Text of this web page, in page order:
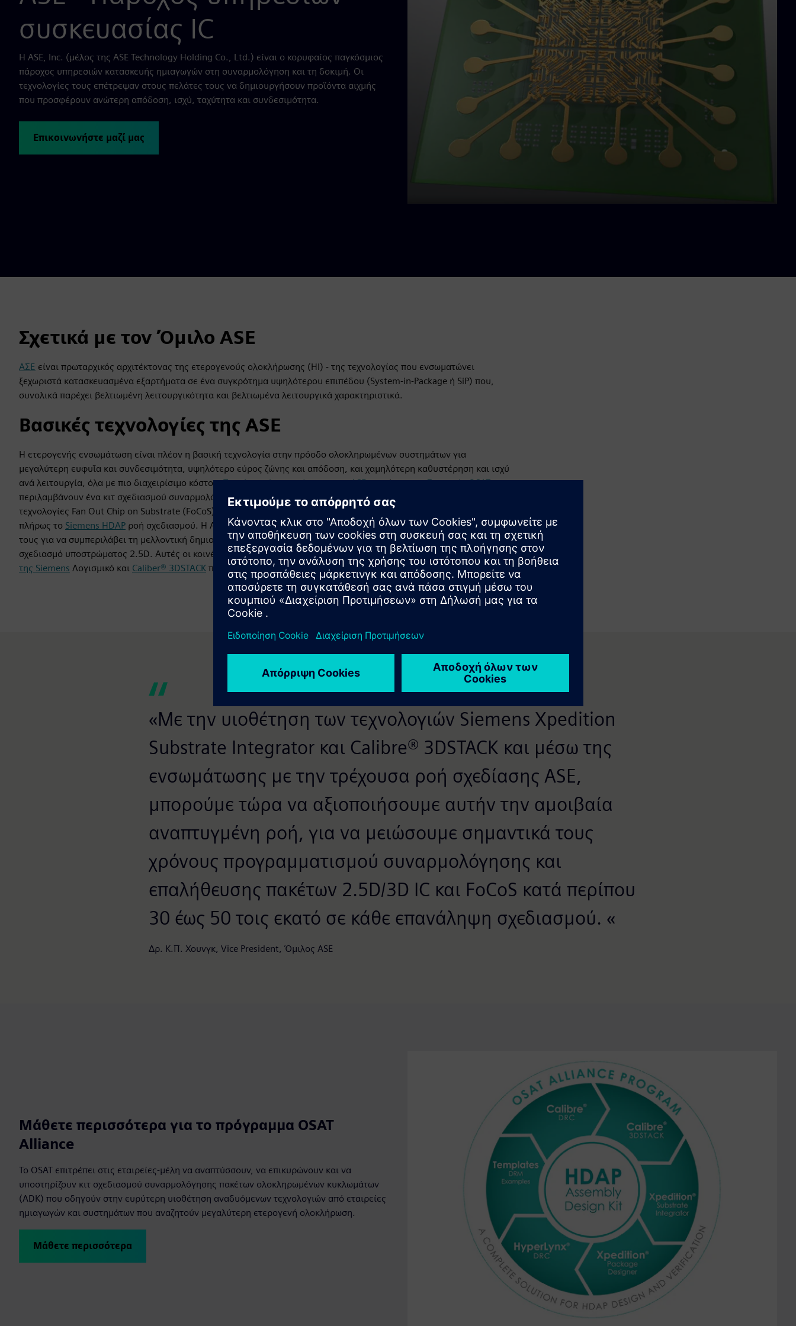
συσκευασίας IC
Η ASE, Inc. (μέλος της ASE Technology Holding Co., Ltd.) είναι ο κορυφαίος παγκόσμιος
πάροχος υπηρεσιών κατασκευής ημιαγωγών στη συναρμολόγηση και τη δοκιμή. Οι
τεχνολογίες τους επέτρεψαν στους πελάτες τους να δημιουργήσουν προϊόντα αιχμής
που προσφέρουν ανώτερη απόδοση, ισχύ, ταχύτητα και συνδεσιμότητα.
Επικοινωνήστε μαζί μας
Σχετικά με τον Όμιλο ASE
ΑΣΕ είναι πρωταρχικός αρχιτέκτονας της ετερογενούς ολοκλήρωσης (HI) - της τεχνολογίας που ενσωματώνει
ξεχωριστά κατασκευασμένα εξαρτήματα σε ένα συγκρότημα υψηλότερου επιπέδου (System-in-Package ή SiP) που,
συνολικά παρέχει βελτιωμένη λειτουργικότητα και βελτιωμένα λειτουργικά χαρακτηριστικά.
Βασικές τεχνολογίες της ASE
Η ετερογενής ενσωμάτωση είναι πλέον η βασική τεχνολογία στην πρόοδο ολοκληρωμένων συστημάτων για
μεγαλύτερη ευφυΐα και συνδεσιμότητα, υψηλότερο εύρος ζώνης και απόδοση, και χαμηλότερη καθυστέρηση και ισχύ
ανά λειτουργία, όλα με πιο διαχειρίσιμο κόστος.Τα τελευταία επιτεύγματα του ASEως μέρος τουΣυμμαχία OSAT
περιλαμβάνουν ένα κιτ σχεδιασμού συναρμολόγησης (ADK) που βοηθά τους πελάτες που χρησιμοποιούν τις
τεχνολογίες Fan Out Chip on Substrate (FoCoS) και 2.5D Middle End of Line (MEOL) της ASE για να αξιοποιήσουν
πλήρως το Siemens HDAP ροή σχεδιασμού. Η ASE και η Siemens συμφώνησαν επίσης να επεκτείνουν τη συνεργασία
τους για να συμπεριλάβει τη μελλοντική δημιουργία μιας ενιαίας πλατφόρμας σχεδιασμού από το FOWLP έως το
σχεδιασμό υποστρώματος 2.5D. Αυτές οι κοινές πρωτοβουλίες αξιοποιούνΟλοκληρωτής Υποστρώματος Xpedition™
της Siemens Λογισμικό και Caliber® 3DSTACK πλατφόρμα.
«Με την υιοθέτηση των τεχνολογιών Siemens Xpedition
Substrate Integrator και Calibre® 3DSTACK και μέσω της
ενσωμάτωσης με την τρέχουσα ροή σχεδίασης ASE,
μπορούμε τώρα να αξιοποιήσουμε αυτήν την αμοιβαία
αναπτυγμένη ροή, για να μειώσουμε σημαντικά τους
χρόνους προγραμματισμού συναρμολόγησης και
επαλήθευσης πακέτων 2.5D/3D IC και FoCoS κατά περίπου
30 έως 50 τοις εκατό σε κάθε επανάληψη σχεδιασμού. «
Δρ. Κ.Π. Χουνγκ, Vice President, Όμιλος ASE
Μάθετε περισσότερα για το πρόγραμμα OSAT
Alliance
Το OSAT επιτρέπει στις εταιρείες-μέλη να αναπτύσσουν, να επικυρώνουν και να
υποστηρίζουν κιτ σχεδιασμού συναρμολόγησης πακέτων ολοκληρωμένων κυκλωμάτων
(ADK) που οδηγούν στην ευρύτερη υιοθέτηση αναδυόμενων τεχνολογιών από εταιρείες
ημιαγωγών και συστημάτων που αναζητούν μεγαλύτερη ετερογενή ολοκλήρωση.
Μάθετε περισσότερα